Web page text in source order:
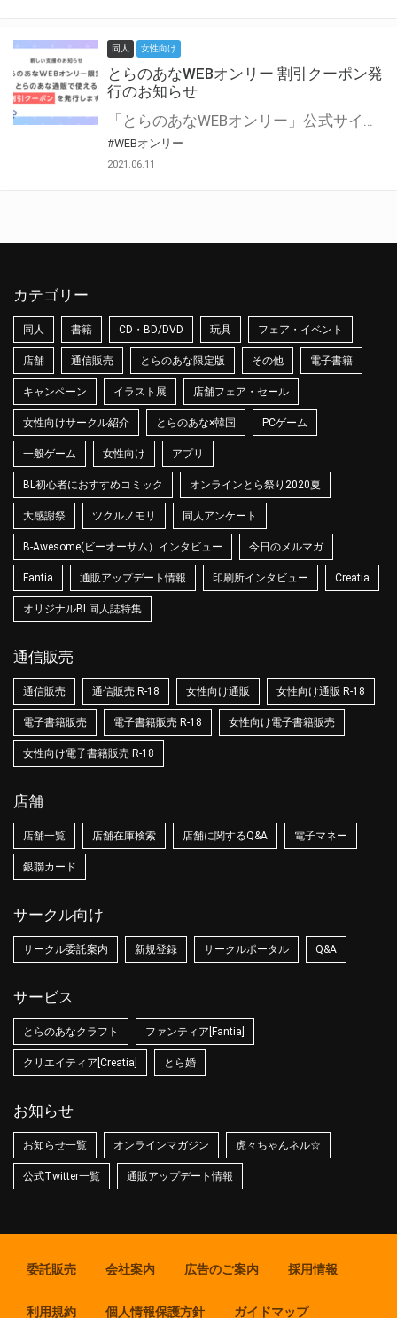
同人 女性向け
とらのあなWEBオンリー 割引クーポン発
行のお知らせ
「とらのあなWEBオンリー」公式サイトでとらのあな通販の「割引クーポン」を配布中！ イベントごとに開催当日限定で使える割引クーポンのシリアルコードを発行します。 とらのあなWEBオンリーのページをチェックして、イベント当日にお得にお買い物を楽しみましょう♪ ※本キャンペーンは予告なく終了する場合がございます。 とらのあなWEBオンリーサイトはこちら
#WEBオンリー
2021.06.11
カテゴリー
同人 書籍 CD・BD/DVD 玩具 フェア・イベント
店舗 通信販売 とらのあな限定版 その他 電子書籍
キャンペーン イラスト展 店舗フェア・セール
女性向けサークル紹介 とらのあな×韓国 PCゲーム
一般ゲーム 女性向け アプリ
BL初心者におすすめコミック オンラインとら祭り2020夏
大感謝祭 ツクルノモリ 同人アンケート
B-Awesome(ビーオーサム）インタビュー 今日のメルマガ
Fantia 通販アップデート情報 印刷所インタビュー Creatia
オリジナルBL同人誌特集
通信販売
通信販売 通信販売 R-18 女性向け通販 女性向け通販 R-18
電子書籍販売 電子書籍販売 R-18 女性向け電子書籍販売
女性向け電子書籍販売 R-18
店舗
店舗一覧 店舗在庫検索 店舗に関するQ&A 電子マネー
銀聯カード
サークル向け
サークル委託案内 新規登録 サークルポータル Q&A
サービス
とらのあなクラフト ファンティア[Fantia]
クリエイティア[Creatia] とら婚
お知らせ
お知らせ一覧 オンラインマガジン 虎々ちゃんネル☆
公式Twitter一覧 通販アップデート情報
委託販売 会社案内 広告のご案内 採用情報
利用規約 個人情報保護方針 ガイドマップ